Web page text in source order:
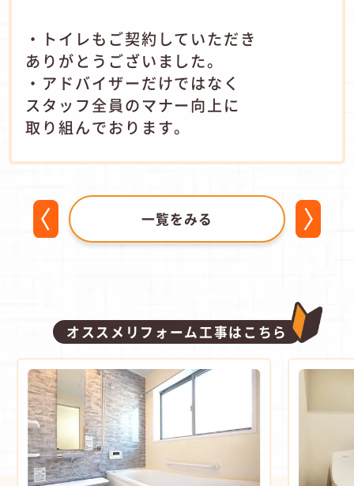
・トイレもご契約していただき
ありがとうございました。
・アドバイザーだけではなく
スタッフ全員のマナー向上に
取り組んでおります。
一覧をみる
オススメリフォーム工事はこちら